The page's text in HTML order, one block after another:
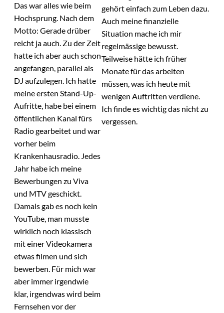
Das war alles wie beim
Hochsprung. Nach dem
Motto: Gerade drüber
reicht ja auch. Zu der Zeit
hatte ich aber auch schon
angefangen, parallel als
DJ aufzulegen. Ich hatte
meine ersten Stand-Up-
Aufritte, habe bei einem
öffentlichen Kanal fürs
Radio gearbeitet und war
vorher beim
Krankenhausradio. Jedes
Jahr habe ich meine
Bewerbungen zu Viva
und MTV geschickt.
Damals gab es noch kein
YouTube, man musste
wirklich noch klassisch
mit einer Videokamera
etwas filmen und sich
bewerben. Für mich war
aber immer irgendwie
klar, irgendwas wird beim
Fernsehen vor der
gehört einfach zum Leben dazu.
Auch meine finanzielle
Situation mache ich mir
regelmässige bewusst.
Teilweise hätte ich früher
Monate für das arbeiten
müssen, was ich heute mit
wenigen Auftritten verdiene.
Ich finde es wichtig das nicht zu
vergessen.